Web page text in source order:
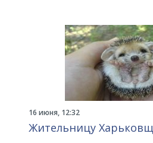
16 июня, 12:32
Жительницу